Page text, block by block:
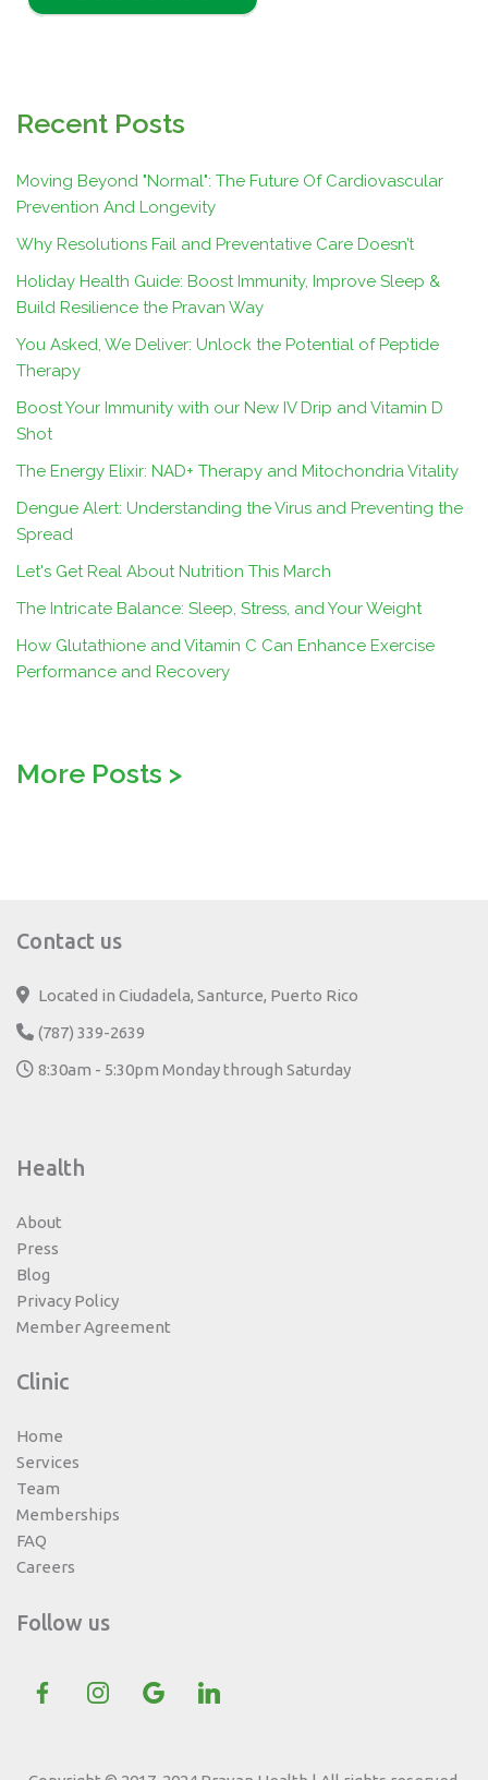
Recent Posts
Moving Beyond "Normal": The Future Of Cardiovascular
Prevention And Longevity
Why Resolutions Fail and Preventative Care Doesn’t
Holiday Health Guide: Boost Immunity, Improve Sleep &
Build Resilience the Pravan Way
You Asked, We Deliver: Unlock the Potential of Peptide
Therapy
Boost Your Immunity with our New IV Drip and Vitamin D
Shot
The Energy Elixir: NAD+ Therapy and Mitochondria Vitality
Dengue Alert: Understanding the Virus and Preventing the
Spread
Let's Get Real About Nutrition This March
The Intricate Balance: Sleep, Stress, and Your Weight
How Glutathione and Vitamin C Can Enhance Exercise
Performance and Recovery
More Posts >
Contact us
Located in Ciudadela, Santurce, Puerto Rico
(787) 339-2639
8:30am - 5:30pm Monday through Saturday
Health
About
Press
Blog
Privacy Policy
Member Agreement
Clinic
Home
Services
Team
Memberships
FAQ
Careers
Follow us